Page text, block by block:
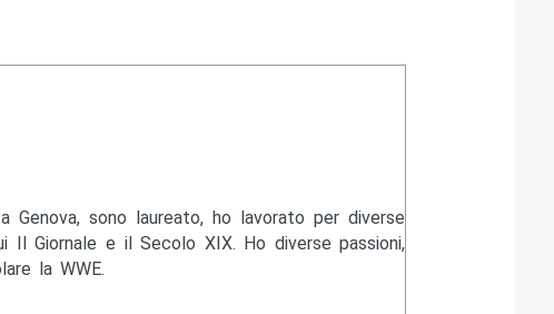
Genova, sono laureato, ho lavorato per diverse
Il Giornale e il Secolo XIX. Ho diverse passioni,
la WWE.